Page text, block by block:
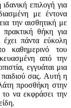
επιλογή για
με έντονα
την αισθητική με
πρακτική θήκη για
έχει πάντα εύκολη
καθημερινό του
από την
εγγυάται μια
σας. Αυτή η
προσθήκη στην
το να εκφράσει την